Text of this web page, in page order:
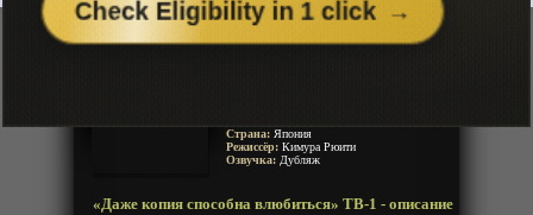
Replica datte, Koi wo Suru.
Even a Replica Falls in Love
Страна: Япония
Режиссёр: Кимура Рюити
Озвучка: Дубляж
«Даже копия способна влюбиться» ТВ-1 - описание